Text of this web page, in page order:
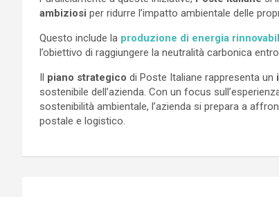
ambiziosi per ridurre l’impatto ambientale delle
Questo include la produzione di energia
l’obiettivo di raggiungere la neutralità carbonica entro
Il piano strategico di Poste Italiane rappresenta un
sostenibile dell’azienda. Con un focus
sostenibilità ambientale, l’azienda si prepara a
postale e logistico.